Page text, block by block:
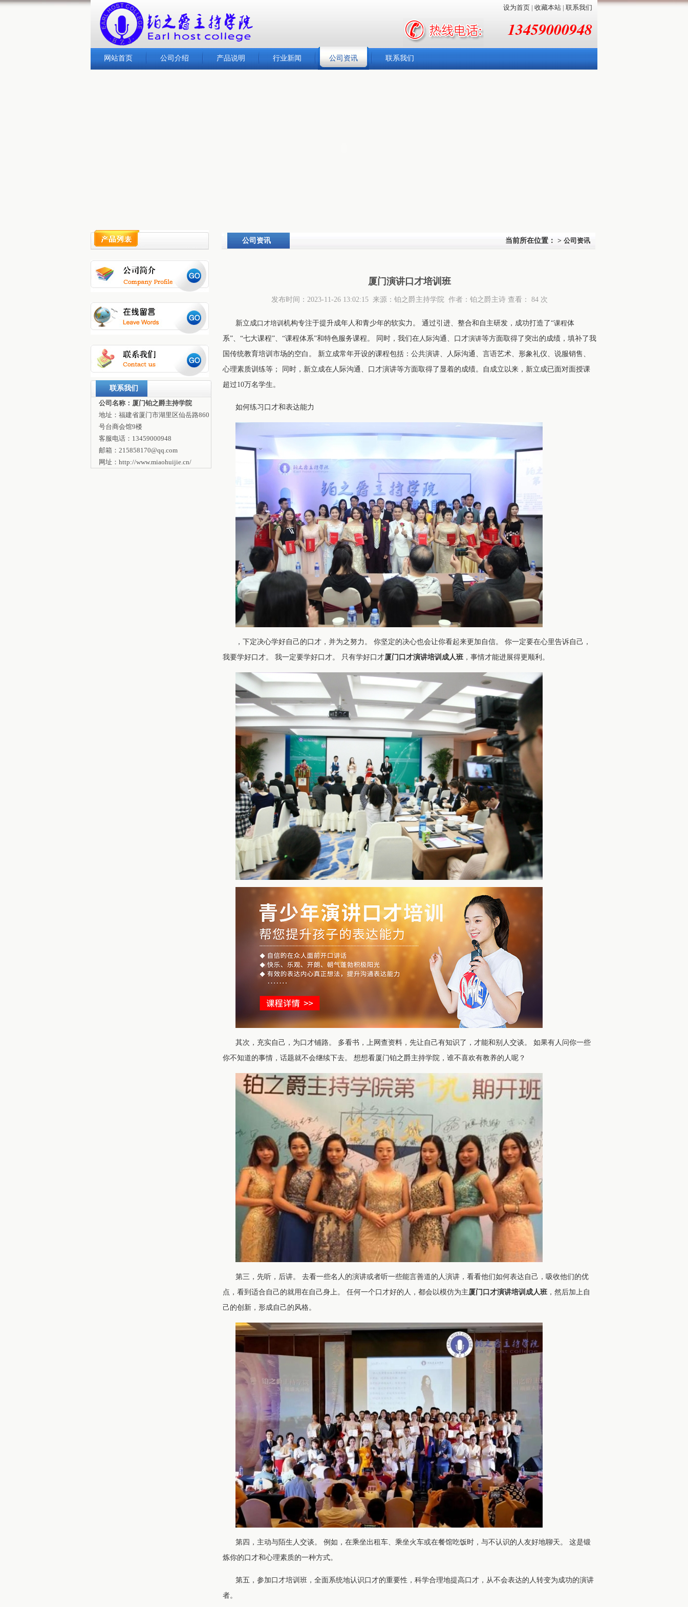
设为首页 | 收藏本站 | 联系我们
13459000948
网站首页 公司介绍 产品说明 行业新闻 公司资讯 联系我们
联系我们
公司名称：厦门铂之爵主持学院
地址：福建省厦门市湖里区仙岳路860
号台商会馆9楼
客服电话：13459000948
邮箱：215858170@qq.com
网址：http://www.miaohuijie.cn/
当前所在位置： > 公司资讯
公司资讯
厦门演讲口才培训班
发布时间：2023-11-26 13:02:15 来源：铂之爵主持学院 作者：铂之爵主诗 查看： 84 次
新立成口才培训 机构专注于提升成年人和青少年的软实力。 通过引进、整合和自主研发，成功打造了“课程体
系”、“七大课程”、“课程体系”和特色服务课程。 同时，我们在人际沟通、口才演讲等方面取得了突出的成绩，填补了我
国传统教育培训市场的空白。 新立成常年开设的课程包括：公共演讲、人际沟通、言语艺术、形象礼仪、说服销售、
心理素质训练等； 同时，新立成在人际沟通、口才演讲等方面取得了显着的成绩。自成立以来，新立成已面对面授课
超过10万名学生。
如何练习口才和表达能力
，下定决心学好自己的口才，并为之努力。 你坚定的决心也会让你看起来更加自信。 你一定要在心里告诉自己，
我要学好口才。 我一定要学好口才。 只有学好口才厦门口才演讲培训成人班 ，事情才能进展得更顺利。
其次，充实自己，为口才铺路。 多看书，上网查资料，先让自己有知识了，才能和别人交谈。 如果有人问你一些
你不知道的事情，话题就不会继续下去。 想想看厦门铂之爵主持学院，谁不喜欢有教养的人呢？
第三，先听，后讲。 去看一些名人的演讲或者听一些能言善道的人演讲，看看他们如何表达自己，吸收他们的优
点，看到适合自己的就用在自己身上。 任何一个口才好的人，都会以模仿为主厦门口才演讲培训成人班 ，然后加上自
己的创新，形成自己的风格。
第四，主动与陌生人交谈。 例如，在乘坐出租车、乘坐火车或在餐馆吃饭时，与不认识的人友好地聊天。 这是锻
炼你的口才和心理素质的一种方式。
第五，参加口才培训班，全面系统地认识口才的重要性，科学合理地提高口才，从不会表达的人转变为成功的演讲
者。